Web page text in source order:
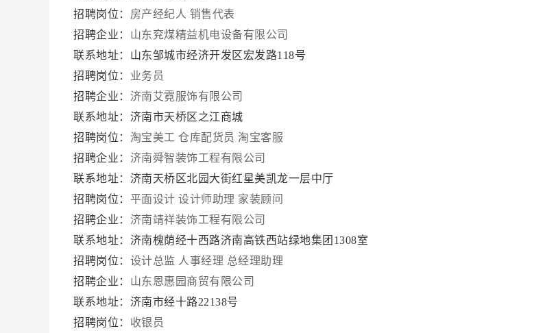
招聘岗位： 房产经纪人 销售代表
招聘企业： 山东兖煤精益机电设备有限公司
联系地址：山东邹城市经济开发区宏发路118号
招聘岗位： 业务员
招聘企业： 济南艾霓服饰有限公司
联系地址：济南市天桥区之江商城
招聘岗位： 淘宝美工 仓库配货员 淘宝客服
招聘企业： 济南舜智装饰工程有限公司
联系地址：济南天桥区北园大街红星美凯龙一层中厅
招聘岗位： 平面设计 设计师助理 家装顾问
招聘企业： 济南靖祥装饰工程有限公司
联系地址：济南槐荫经十西路济南高铁西站绿地集团1308室
招聘岗位： 设计总监 人事经理 总经理助理
招聘企业： 山东恩惠园商贸有限公司
联系地址：济南市经十路22138号
招聘岗位： 收银员